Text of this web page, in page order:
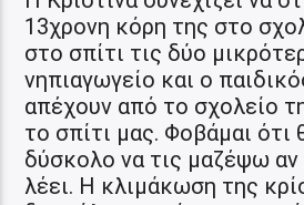
13χρονη κόρη της στο
στο σπίτι τις δύο
νηπιαγωγείο και ο
απέχουν από το σχολείο
το σπίτι μας. Φοβάμαι ότι
δύσκολο να τις μαζέψω αν
λέει. Η κλιμάκωση της